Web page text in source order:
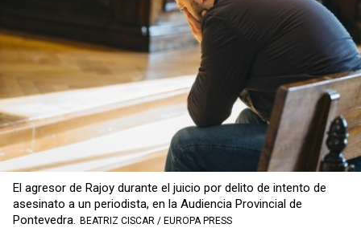
Copiar
El agresor de Rajoy durante el juicio por delito de intento de
asesinato a un periodista, en la Audiencia Provincial de
Pontevedra. BEATRIZ CISCAR / EUROPA PRESS